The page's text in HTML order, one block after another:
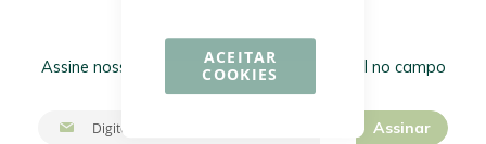
ACEITAR
COOKIES
Receba nossas Ofertas!
Assine nossa newsletter inserindo seu e-mail no campo
Assinar